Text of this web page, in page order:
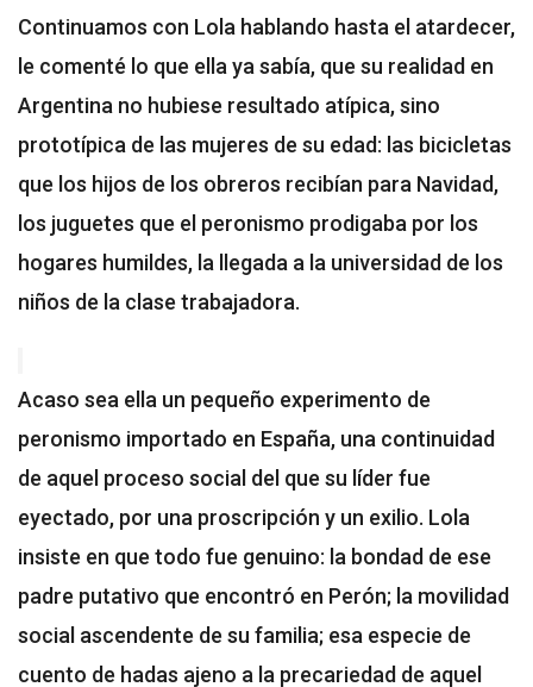
Continuamos con Lola hablando hasta el atardecer,
le comenté lo que ella ya sabía, que su realidad en
Argentina no hubiese resultado atípica, sino
prototípica de las mujeres de su edad: las bicicletas
que los hijos de los obreros recibían para Navidad,
los juguetes que el peronismo prodigaba por los
hogares humildes, la llegada a la universidad de los
niños de la clase trabajadora.
Acaso sea ella un pequeño experimento de
peronismo importado en España, una continuidad
de aquel proceso social del que su líder fue
eyectado, por una proscripción y un exilio. Lola
insiste en que todo fue genuino: la bondad de ese
padre putativo que encontró en Perón; la movilidad
social ascendente de su familia; esa especie de
cuento de hadas ajeno a la precariedad de aquel